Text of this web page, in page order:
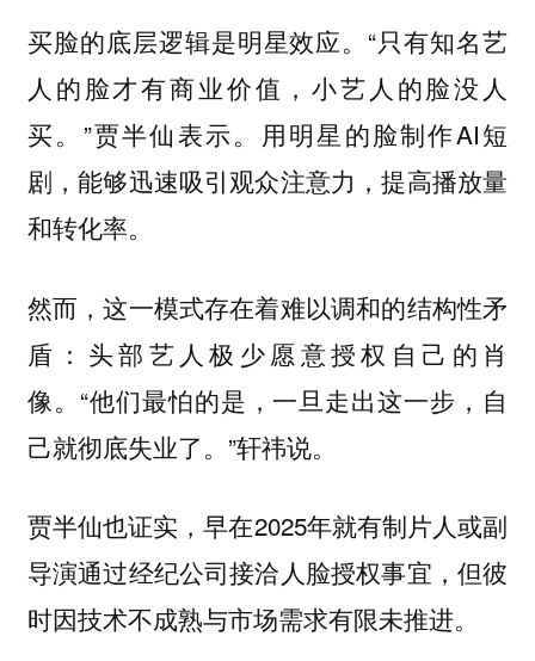
买脸的底层逻辑是明星效应。“只有知名艺
人的脸才有商业价值，小艺人的脸没人
买。”贾半仙表示。用明星的脸制作AI短
剧，能够迅速吸引观众注意力，提高播放量
和转化率。
然而，这一模式存在着难以调和的结构性矛
盾：头部艺人极少愿意授权自己的肖
像。“他们最怕的是，一旦走出这一步，自
己就彻底失业了。”轩祎说。
贾半仙也证实，早在2025年就有制片人或副
导演通过经纪公司接洽人脸授权事宜，但彼
时因技术不成熟与市场需求有限未推进。